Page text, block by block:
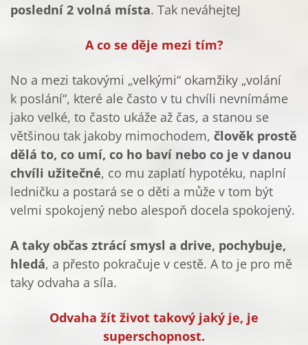
poslední 2 volná místa. Tak neváhejteJ
A co se děje mezi tím?
No a mezi takovými „velkými“ okamžiky „volání
k poslání“, které ale často v tu chvíli nevnímáme
jako velké, to často ukáže až čas, a stanou se
většinou tak jakoby mimochodem, člověk prostě
dělá to, co umí, co ho baví nebo co je v danou
chvíli užitečné, co mu zaplatí hypotéku, naplní
ledničku a postará se o děti a může v tom být
velmi spokojený nebo alespoň docela spokojený.
A taky občas ztrácí smysl a drive, pochybuje,
hledá, a přesto pokračuje v cestě. A to je pro mě
taky odvaha a síla.
Odvaha žít život takový jaký je, je
superschopnost.